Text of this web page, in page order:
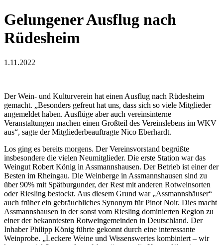
Gelungener Ausflug nach
Rüdesheim
1.11.2022
Der Wein- und Kulturverein hat einen Ausflug nach Rüdesheim
gemacht. „Besonders gefreut hat uns, dass sich so viele Mitglieder
angemeldet haben. Ausflüge aber auch vereinsinterne
Veranstaltungen machen einen Großteil des Vereinslebens im WKV
aus“, sagte der Mitgliederbeauftragte Nico Eberhardt.
Los ging es bereits morgens. Der Vereinsvorstand begrüßte
insbesondere die vielen Neumitglieder. Die erste Station war das
Weingut Robert König in Assmannshausen. Der Betrieb ist einer der
Besten im Rheingau. Die Weinberge in Assmannshausen sind zu
über 90% mit Spätburgunder, der Rest mit anderen Rotweinsorten
oder Riesling bestockt. Aus diesem Grund war „Assmannshäuser“
auch früher ein gebräuchliches Synonym für Pinot Noir. Dies macht
Assmannshausen in der sonst vom Riesling dominierten Region zu
einer der bekanntesten Rotweingemeinden in Deutschland. Der
Inhaber Philipp König führte gekonnt durch eine interessante
Weinprobe. „Leckere Weine und Wissenswertes kombiniert – wir